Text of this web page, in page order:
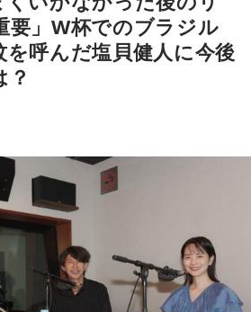
なる本イベントは、参加者が自分自
ナーで展開。「自分への表彰状を送
大きな成功でなくても「自分、本当
るこれまでの出来事を、“自分への
から募集・紹介。自身の記憶を改め
生をじっくりと見つめ直す時間とな
たい私のエンディング曲」のコーナ
人生の最後に流したい一曲”にまつわ
通してこれまでの人生を振り返りな
しい生き方”を考える時間を共有しま
後に流したい曲について、「お葬式
要」W杯でのブラジル
呼んだ塩貝健人に今後